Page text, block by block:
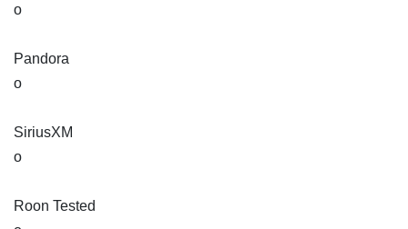
o
Pandora
o
SiriusXM
o
Roon Tested